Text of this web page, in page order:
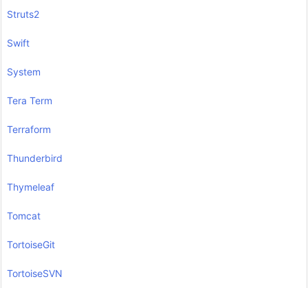
Struts2
Swift
System
Tera Term
Terraform
Thunderbird
Thymeleaf
Tomcat
TortoiseGit
TortoiseSVN